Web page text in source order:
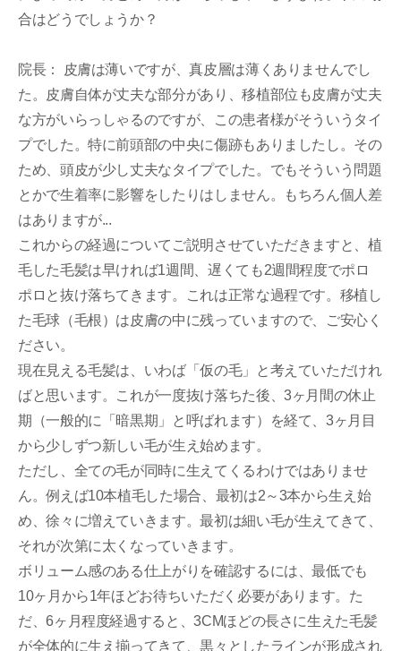
合はどうでしょうか？
院長： 皮膚は薄いですが、真皮層は薄くありませんでし
た。皮膚自体が丈夫な部分があり、移植部位も皮膚が丈夫
な方がいらっしゃるのですが、この患者様がそういうタイ
プでした。特に前頭部の中央に傷跡もありましたし。その
ため、頭皮が少し丈夫なタイプでした。でもそういう問題
とかで生着率に影響をしたりはしません。もちろん個人差
はありますが...
これからの経過についてご説明させていただきますと、植
毛した毛髪は早ければ1週間、遅くても2週間程度でポロ
ポロと抜け落ちてきます。これは正常な過程です。移植し
た毛球（毛根）は皮膚の中に残っていますので、ご安心く
ださい。
現在見える毛髪は、いわば「仮の毛」と考えていただけれ
ばと思います。これが一度抜け落ちた後、3ヶ月間の休止
期（一般的に「暗黒期」と呼ばれます）を経て、3ヶ月目
から少しずつ新しい毛が生え始めます。
ただし、全ての毛が同時に生えてくるわけではありませ
ん。例えば10本植毛した場合、最初は2～3本から生え始
め、徐々に増えていきます。最初は細い毛が生えてきて、
それが次第に太くなっていきます。
ボリューム感のある仕上がりを確認するには、最低でも
10ヶ月から1年ほどお待ちいただく必要があります。た
だ、6ヶ月程度経過すると、3CMほどの長さに生えた毛髪
が全体的に生え揃ってきて、黒々としたラインが形成され